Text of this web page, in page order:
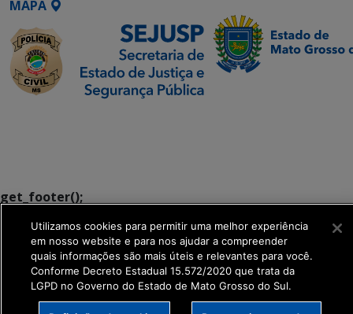
MAPA
get_footer();
Utilizamos cookies para permitir uma melhor experiência
em nosso website e para nos ajudar a compreender
quais informações são mais úteis e relevantes para você.
Conforme Decreto Estadual 15.572/2020 que trata da
LGPD no Governo do Estado de Mato Grosso do Sul.